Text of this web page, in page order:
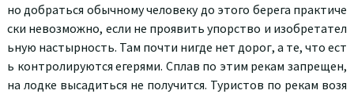
но добраться обычному человеку до этого берега практиче
ски невозможно, если не проявить упорство и изобретател
ьную настырность. Там почти нигде нет дорог, а те, что ест
ь контролируются егерями. Сплав по этим рекам запрещен,
на лодке высадиться не получится. Туристов по рекам возя